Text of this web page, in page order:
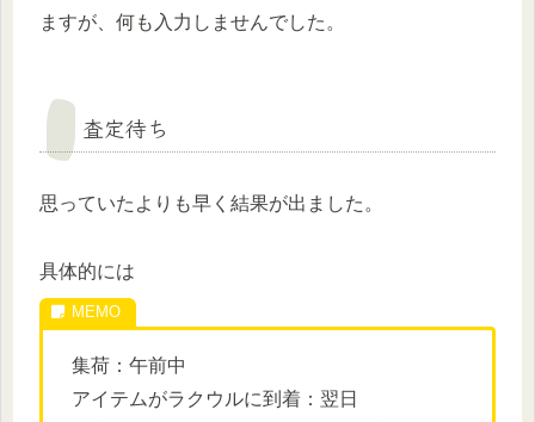
ますが、何も入力しませんでした。
査定待ち
思っていたよりも早く結果が出ました。
具体的には
集荷：午前中
アイテムがラクウルに到着：翌日